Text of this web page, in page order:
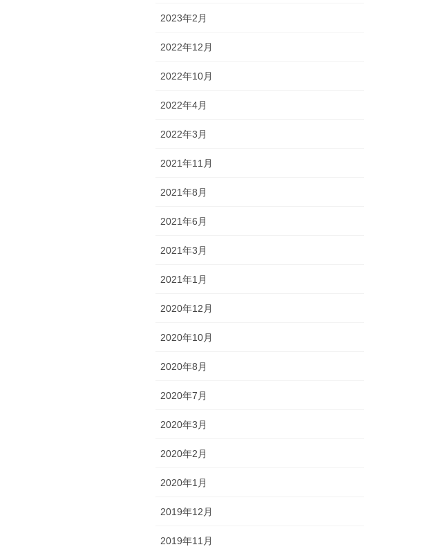
2023年2月
2022年12月
2022年10月
2022年4月
2022年3月
2021年11月
2021年8月
2021年6月
2021年3月
2021年1月
2020年12月
2020年10月
2020年8月
2020年7月
2020年3月
2020年2月
2020年1月
2019年12月
2019年11月